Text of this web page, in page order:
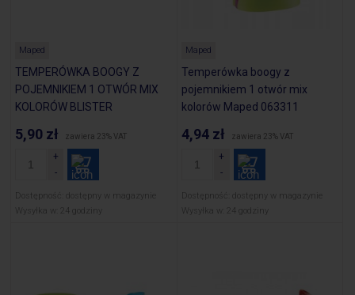
Maped
TEMPERÓWKA BOOGY Z
POJEMNIKIEM 1 OTWÓR MIX
KOLORÓW BLISTER
5,90 zł zawiera 23% VAT
Dostępność:
dostępny w magazynie
Wysyłka w:
24 godziny
Maped
Temperówka boogy z
pojemnikiem 1 otwór mix
kolorów Maped 063311
4,94 zł zawiera 23% VAT
Dostępność:
dostępny w magazynie
Wysyłka w:
24 godziny